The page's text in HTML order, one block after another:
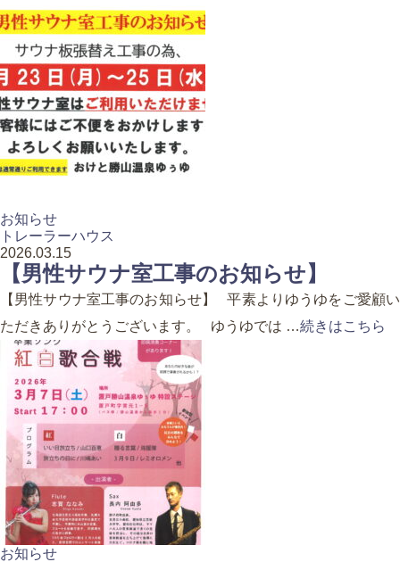
お知らせ
トレーラーハウス
2026.03.15
【男性サウナ室工事のお知らせ】
【男性サウナ室工事のお知らせ】 平素よりゆうゆをご愛顧い
ただきありがとうございます。 ゆうゆでは …続きはこちら
お知らせ